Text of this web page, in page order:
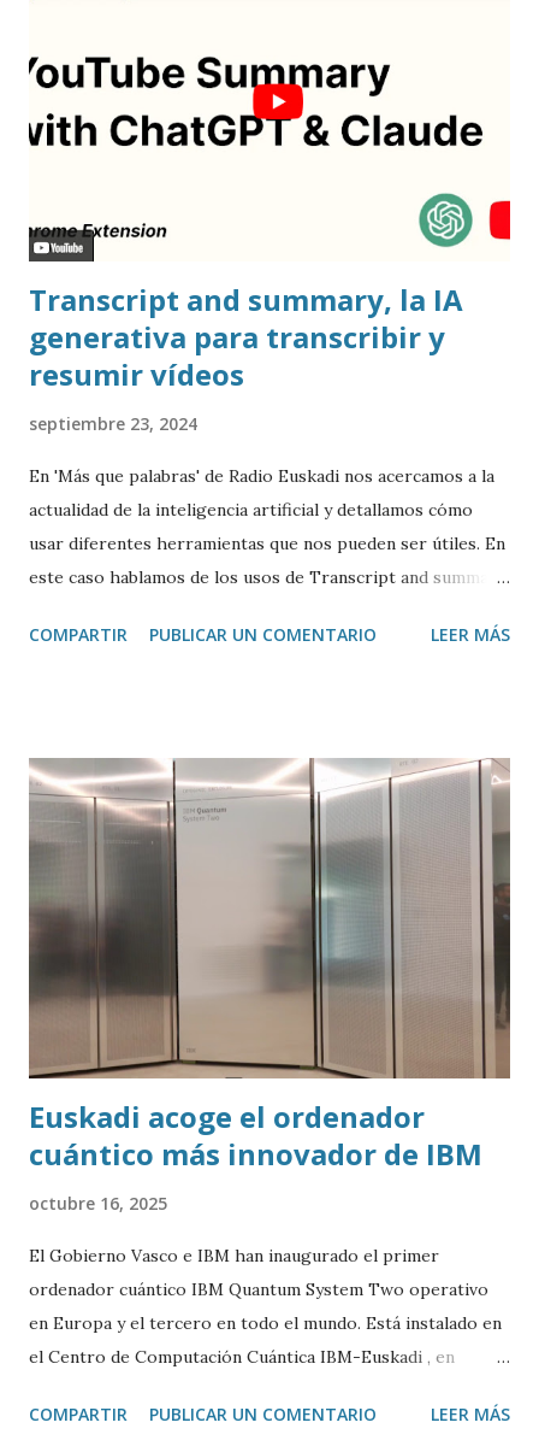
Transcript and summary, la IA
generativa para transcribir y
resumir vídeos
septiembre 23, 2024
En 'Más que palabras' de Radio Euskadi nos acercamos a la
actualidad de la inteligencia artificial y detallamos cómo
usar diferentes herramientas que nos pueden ser útiles. En
este caso hablamos de los usos de Transcript and summary
transcribir y resumir los vídeos de Youtube, así como
COMPARTIR PUBLICAR UN COMENTARIO LEER MÁS
Euskadi acoge el ordenador
cuántico más innovador de IBM
octubre 16, 2025
El Gobierno Vasco e IBM han inaugurado el primer
ordenador cuántico IBM Quantum System Two operativo
en Europa y el tercero en todo el mundo. Está instalado en
el Centro de Computación Cuántica IBM-Euskadi , en
siete metros de ancho por 4 de alto. Está encerrado en una
COMPARTIR PUBLICAR UN COMENTARIO LEER MÁS